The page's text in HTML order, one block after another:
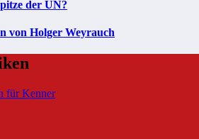
der UN?
von Holger Weyrauch
für Kenner